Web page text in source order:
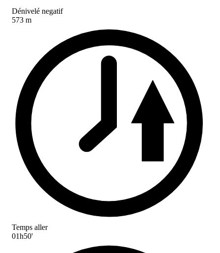
Dénivelé negatif
573 m
Temps aller
01h50'